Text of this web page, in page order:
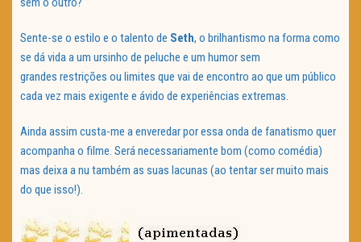
Sente-se o estilo e o talento de Seth, o brilhantismo na forma como
se dá vida a um ursinho de peluche e um humor sem
grandes restrições ou limites que vai de encontro ao que um público
cada vez mais exigente e ávido de experiências extremas.
Ainda assim custa-me a enveredar por essa onda de fanatismo quer
acompanha o filme. Será necessariamente bom (como comédia)
mas deixa a nu também as suas lacunas (ao tentar ser muito mais
do que isso!).